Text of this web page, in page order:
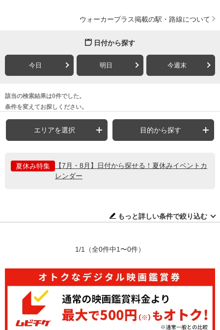
ウォーカープラス掲載の駅・路線について
日付から探す
今日 明日 今週末
該当の検索結果は0件でした。
条件を変えてお探しください。
エリアを選択 目的から探す
夏休み特集
【7月・8月】日付から探せる！夏休みイベントカ
レンダー
もっと詳しい条件で絞り込む
1/1 （全0件中1〜0件）